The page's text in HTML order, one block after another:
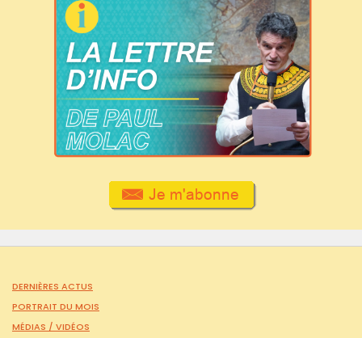
DERNIÈRES ACTUS
PORTRAIT DU MOIS
MÉDIAS / VIDÉOS